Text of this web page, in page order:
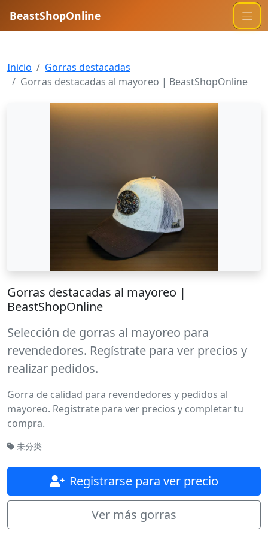
BeastShopOnline
Inicio
Gorras destacadas
Gorras destacadas al mayoreo | BeastShopOnline
Gorras destacadas al mayoreo |
BeastShopOnline
Selección de gorras al mayoreo para
revendedores. Regístrate para ver precios y
realizar pedidos.
Gorra de calidad para revendedores y pedidos al
mayoreo. Regístrate para ver precios y completar tu
compra.
未分类
Registrarse para ver precio
Ver más gorras